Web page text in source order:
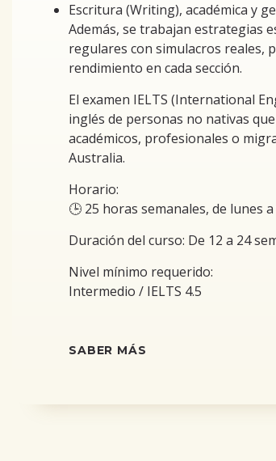
Escritura (Writing), académica y
Además, se trabajan estrategias
regulares con simulacros reales,
rendimiento en cada sección.
El examen IELTS (International
inglés de personas no nativas
académicos, profesionales o
Australia.
Horario:
🕒 25 horas semanales, de lunes
Duración del curso: De 12 a 24
Nivel mínimo requerido:
Intermedio / IELTS 4.5
SABER MÁS